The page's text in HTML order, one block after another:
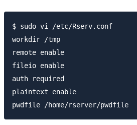
$ sudo vi /etc/Rserv.conf
workdir /tmp
remote enable
fileio enable
auth required
plaintext enable